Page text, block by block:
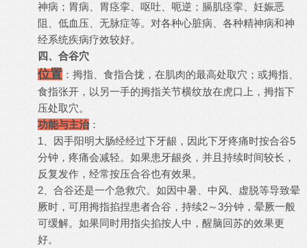
神病；胃病、胃痉挛、呕吐、呃逆；膈肌痉挛、妊娠恶
阻、低血压、无脉症等。对各种心脏病、各种精神病和神
经系统疾病疗效较好。
四、合谷穴
位置 ：拇指、食指合拢，在肌肉的最高处取穴；或拇指、
食指张开，以另一手的拇指关节横纹放在虎口上，拇指下
压处取穴。
功能与主治：
1、因手阳明大肠经经过下牙龈，因此下牙疼痛时按合谷5
分钟，疼痛会减轻。如果患牙龈炎，并且持续时间较长，
反复发作，经常按压合谷也有效果。
2、合谷还是一个急救穴。如因中暑、中风、虚脱等导致晕
厥时，可用拇指掐捏患者合谷，持续2～3分钟，晕厥一般
可缓解。如果同时用指尖掐按人中，醒脑回苏的效果更
好。